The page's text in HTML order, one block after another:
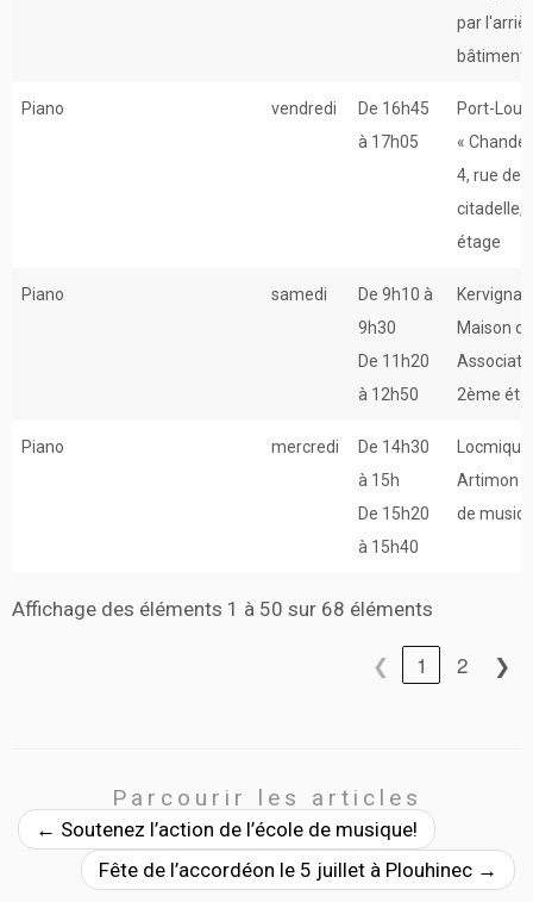
par
bâtiment)
Piano vendredi
De 16h45
à 17h05
Port-
«
4, rue de
citadelle,
étage
Piano samedi
De 9h10 à
9h30
De 11h20
à 12h50
Maison
2ème
Piano mercredi
De 14h30
à 15h
De 15h20
à 15h40
Artimon
de
Affichage des éléments 1 à 50 sur 68 éléments
❮ 1 2 ❯
Parcourir les articles
← Soutenez l’action de l’école de musique!
Fête de l’accordéon le 5 juillet à Plouhinec →